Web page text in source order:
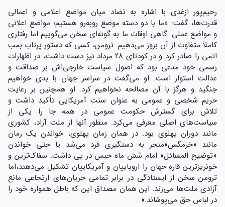
رحیم‌پور ازغدی با اشاره به تضاد میان مواضع اعلامی و اعمالی
قدرت‌ها، گفت: «ما با دو دسته موضع روبه‌رو هستیم؛ مواضع اعلانی
و مواضع عملی. گاهی اوقات ما به گونه‌ای سخن می‌گوییم اما رفتاری
کاملاً متفاوت از آن بروز می‌دهیم. ترومن، کسی که دستور پرتاب بمب
اتمی را صادر کرد و در کودتای ۲۸ مرداد نیز دست داشت، در اظهارات
رسمی خود مدعی بود که اصول سیاست خارجی‌اش بر صداقت و
عدالت استوار است. او می‌گفت در سراسر جهان با بدی خواهیم
جنگید و هرگز با آن مصالحه نخواهیم کرد. او همچنین بر رعایت
حریم شخصی و عمومی به عنوان سنت آمریکایی تأکید داشت و
تلاش برای گسترش حکومت عمومی در همه جا را یکی از
سیاست‌های اصلی معرفی می‌کرد. منظور آنها از ملت آزاد، کشوری
مانند دوران پهلوی بود. در همان زمان پهلوی، خواندن یک رمان
مانند «خرمگس»منجر به دستگیری فرد می‌شد یا حتی خواندن
«توضیح المسائل» امام شش ماه حبس در پی داشت. سفاک‌ترین و
خونریزترین قاره جهان را اروپاییان و آمریکاییان تشکیل می‌دهند،اما
ترومن سخن از ایستادگی در برابر تمامی جریان‌های ارتجاعی مانع
آزادی ملت‌ها می‌زند. این همان مصداق این که باطل همواره خود را
در لباس حق می‌پوشاند.»